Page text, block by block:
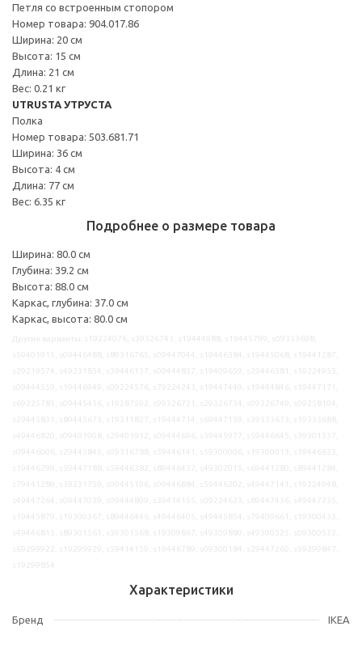
Петля со встроенным стопором
Номер товара: 904.017.86
Ширина: 20 см
Высота: 15 см
Длина: 21 см
Вес: 0.21 кг
UTRUSTA УТРУСТА
Полка
Номер товара: 503.681.71
Ширина: 36 см
Высота: 4 см
Длина: 77 см
Вес: 6.35 кг
Подробнее о размере товара
Ширина: 80.0 см
Глубина: 39.2 см
Высота: 88.0 см
Каркас, глубина: 37.0 см
Каркас, высота: 80.0 см
Характеристики
Бренд IKEA